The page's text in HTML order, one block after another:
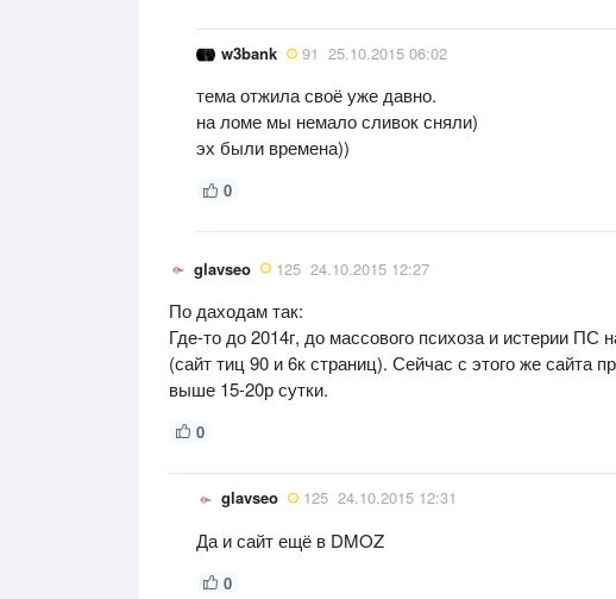
w3bank 91 25.10.2015 06:02
тема отжила своё уже давно.
на ломе мы немало сливок сняли)
эх были времена))
0
glavseo 125 24.10.2015 12:27
По даходам так:
Где-то до 2014г, до массового психоза и истерии
(сайт тиц 90 и 6к страниц). Сейчас с этого же сайта
выше 15-20р сутки.
0
glavseo 125 24.10.2015 12:31
Да и сайт ещё в DMOZ
0